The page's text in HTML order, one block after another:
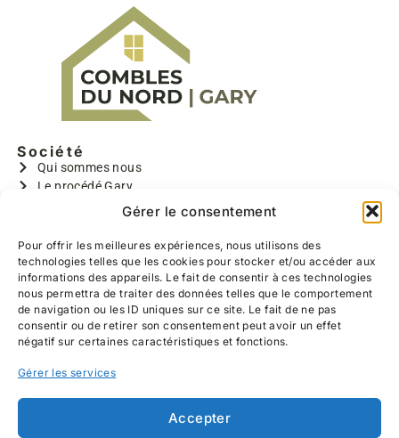
Gérer le consentement
Pour offrir les meilleures expériences, nous utilisons des
technologies telles que les cookies pour stocker et/ou accéder aux
informations des appareils. Le fait de consentir à ces technologies
nous permettra de traiter des données telles que le comportement
de navigation ou les ID uniques sur ce site. Le fait de ne pas
consentir ou de retirer son consentement peut avoir un effet
négatif sur certaines caractéristiques et fonctions.
Gérer les services
Accepter
réalisé par leur soin à côté de chez nous afin de
nous réconforter dans notre décision.
De plus, ils ont effectués un travail de qualité,
nous avons pu choisir l’ensemble des réalisations
(emplacements des prises et interrupteurs, la
taille des chambres, la couleur du parquet,
l’ensemble de l’escalier, l’emplacement des
velux..) toujours sous leurs bons conseils
discrets, ponctuels, très rapide et travaillent
poussière dans notre salon, lavage du sol
chaque soir avant leur départ)
Nous les recommandons à 100%, allez y les yeux
fermés, nous sommes heureux du travail
effectué.
Société
Qui sommes nous
Le procédé Gary
GARYTRADY
Informations
Aides à la rénovation
Devis gratuit
Contact
Réalisations
639 Hameau de Belzanois